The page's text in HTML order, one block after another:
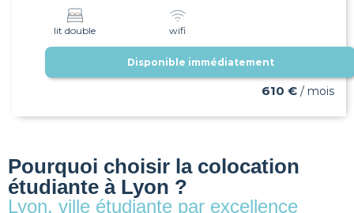
lit double wifi
Disponible immédiatement
610 € / mois
Pourquoi choisir la colocation
étudiante à Lyon ?
Lyon, ville étudiante par excellence